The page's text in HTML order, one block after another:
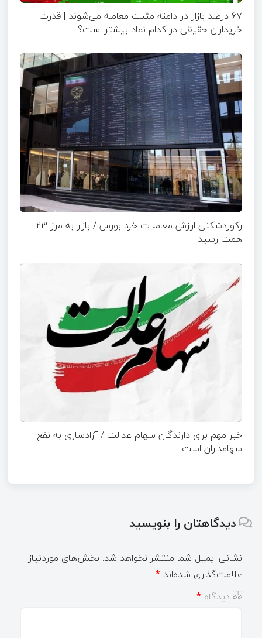
۶۷ درصد بازار در دامنه مثبت معامله می‌شوند | قدرت
خریداران حقیقی در کدام نماد بیشتر است؟
رکوردشکنی ارزش معاملات خرد بورس / بازار به مرز ۲۳
همت رسید
خبر مهم برای دارندگان سهام عدالت / آزادسازی به نفع
سهامداران است
دیدگاهتان را بنویسید
نشانی ایمیل شما منتشر نخواهد شد. بخش‌های موردنیاز
علامت‌گذاری شده‌اند *
دیدگاه *